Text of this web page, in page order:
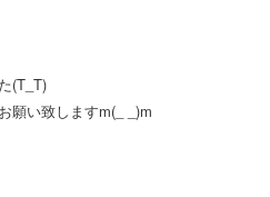
(T_T)
願い致しますm(_ _)m